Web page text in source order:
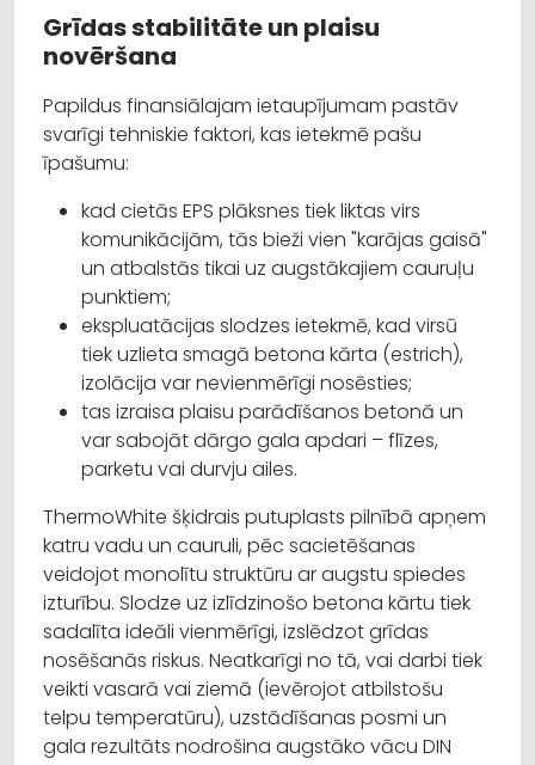
Grīdas stabilitāte un plaisu
novēršana
Papildus finansiālajam ietaupījumam pastāv
svarīgi tehniskie faktori, kas ietekmē pašu
īpašumu:
kad cietās EPS plāksnes tiek liktas virs
komunikācijām, tās bieži vien "karājas gaisā"
un atbalstās tikai uz augstākajiem cauruļu
punktiem;
ekspluatācijas slodzes ietekmē, kad virsū
tiek uzlieta smagā betona kārta (estrich),
izolācija var nevienmērīgi nosēsties;
tas izraisa plaisu parādīšanos betonā un
var sabojāt dārgo gala apdari – flīzes,
parketu vai durvju ailes.
ThermoWhite šķidrais putuplasts pilnībā apņem
katru vadu un cauruli, pēc sacietēšanas
veidojot monolītu struktūru ar augstu spiedes
izturību. Slodze uz izlīdzinošo betona kārtu tiek
sadalīta ideāli vienmērīgi, izslēdzot grīdas
nosēšanās riskus. Neatkarīgi no tā, vai darbi tiek
veikti vasarā vai ziemā (ievērojot atbilstošu
telpu temperatūru), uzstādīšanas posmi un
gala rezultāts nodrošina augstāko vācu DIN